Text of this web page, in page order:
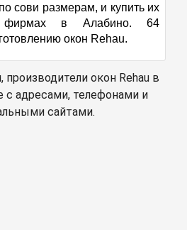
сови размерам, и купить их
в Алабино. 64
окон Rehau.
окон Rehau в
с адресами, телефонами и
сайтами.
Создать свою карту